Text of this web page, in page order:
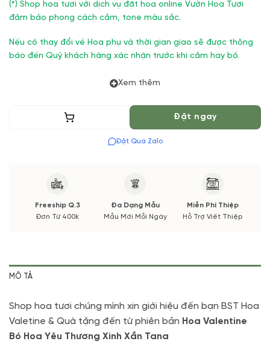
(*) Shop hoa tươi với dịch vụ đặt hoa online Vườn Hoa Tươi
đảm bảo phong cách cắm, tone màu sắc.
Nếu có thay đổi về Hoa phụ và thời gian giao sẽ được thông
báo đến Quý khách hàng xác nhận trước khi cắm hay bó.
Xem thêm
Thêm vào giỏ Đặt ngay
Đặt Qua Zalo
Freeship Q.3
Đơn Từ 400k
Đa Dạng Mẫu
Mẫu Mới Mỗi Ngày
Miễn Phí Thiệp
Hỗ Trợ Viết Thiệp
MÔ TẢ
Shop hoa tươi chúng mình xin giới hiệu đến bạn BST Hoa
Valetine & Quà tặng đến từ phiên bản Hoa Valentine
Bó Hoa Yêu Thương Xinh Xắn Tana